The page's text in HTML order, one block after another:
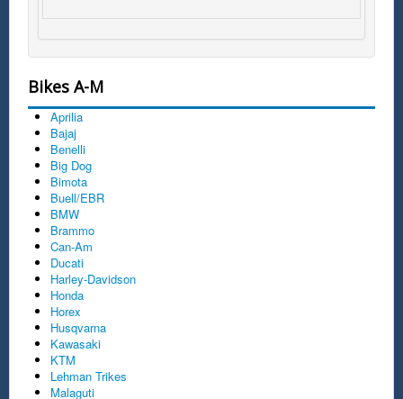
Bikes A-M
Aprilia
Bajaj
Benelli
Big Dog
Bimota
Buell/EBR
BMW
Brammo
Can-Am
Ducati
Harley-Davidson
Honda
Horex
Husqvarna
Kawasaki
KTM
Lehman Trikes
Malaguti